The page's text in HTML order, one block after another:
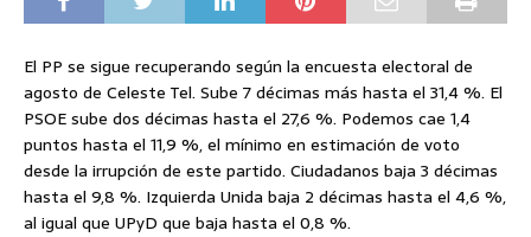
El PP se sigue recuperando según la encuesta electoral de
agosto de Celeste Tel. Sube 7 décimas más hasta el 31,4 %. El
PSOE sube dos décimas hasta el 27,6 %. Podemos cae 1,4
puntos hasta el 11,9 %, el mínimo en estimación de voto
desde la irrupción de este partido. Ciudadanos baja 3 décimas
hasta el 9,8 %. Izquierda Unida baja 2 décimas hasta el 4,6 %,
al igual que UPyD que baja hasta el 0,8 %.